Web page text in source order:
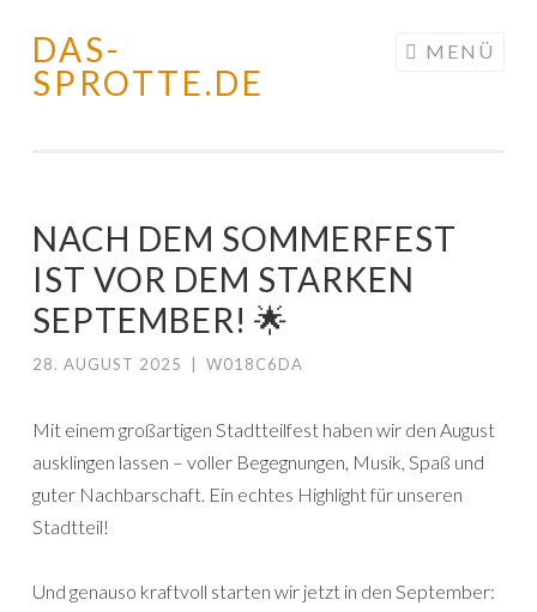
Springe
zum
DAS-
SPROTTE.DE
MENÜ
NACH DEM SOMMERFEST
IST VOR DEM STARKEN
SEPTEMBER! 🌟
28. AUGUST 2025 W018C6DA
Mit einem großartigen Stadtteilfest haben wir den August
ausklingen lassen – voller Begegnungen, Musik, Spaß und
guter Nachbarschaft. Ein echtes Highlight für unseren
Stadtteil!
Und genauso kraftvoll starten wir jetzt in den September: